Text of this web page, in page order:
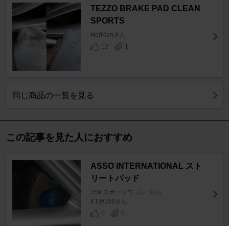
TEZZO BRAKE PAD CLEAN
SPORTS
HoriKenさん
12
1
同じ商品の一覧を見る
この記事を見た人におすすめ
ASSO INTERNATIONAL スト
リートパッド
159 スポーツワゴン [初代]
KT@159さん
0
0